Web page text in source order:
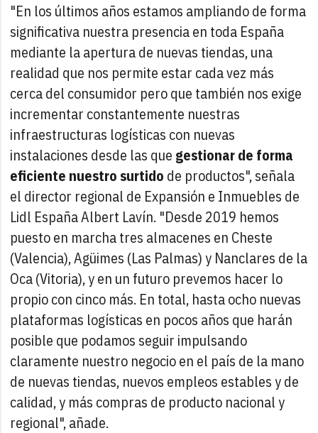
"En los últimos años estamos ampliando de forma
significativa nuestra presencia en toda España
mediante la apertura de nuevas tiendas, una
realidad que nos permite estar cada vez más
cerca del consumidor pero que también nos exige
incrementar constantemente nuestras
infraestructuras logísticas con nuevas
instalaciones desde las que gestionar de forma
eficiente nuestro surtido de productos", señala
el director regional de Expansión e Inmuebles de
Lidl España Albert Lavín. "Desde 2019 hemos
puesto en marcha tres almacenes en Cheste
(Valencia), Agüimes (Las Palmas) y Nanclares de la
Oca (Vitoria), y en un futuro prevemos hacer lo
propio con cinco más. En total, hasta ocho nuevas
plataformas logísticas en pocos años que harán
posible que podamos seguir impulsando
claramente nuestro negocio en el país de la mano
de nuevas tiendas, nuevos empleos estables y de
calidad, y más compras de producto nacional y
regional", añade.